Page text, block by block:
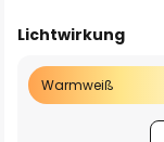
Lichtwirkung
Warmweiß